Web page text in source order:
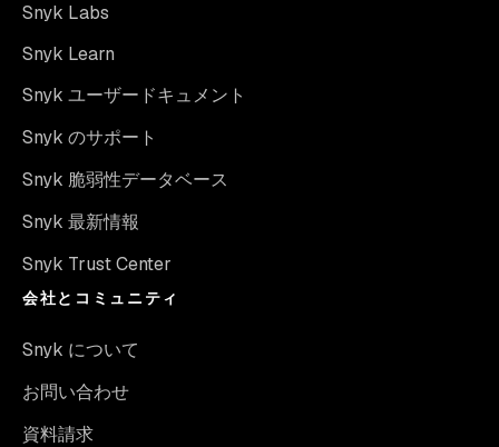
Snyk Labs
Snyk Learn
Snyk ユーザードキュメント
Snyk のサポート
Snyk 脆弱性データベース
Snyk 最新情報
Snyk Trust Center
会社とコミュニティ
Snyk について
お問い合わせ
資料請求